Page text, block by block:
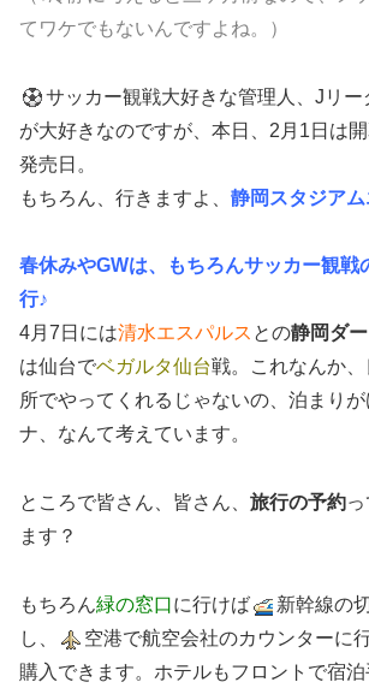
てワケでもないんですよね。）
サッカー観戦大好きな管理人、Jリー
が大好きなのですが、本日、2月1日は
発売日。
もちろん、行きますよ、 静岡スタジア
春休みやGWは、もちろんサッカー観戦
行♪
4月7日には清水エスパルス との静岡ダ
は仙台でベガルタ仙台戦。これなんか
所でやってくれるじゃないの、泊まり
ナ、なんて考えています。
ところで皆さん、皆さん、 旅行の予約
ます？
もちろん緑の窓口に行けば
新幹線の
し、
空港で航空会社のカウンターに
購入できます。ホテルもフロントで宿